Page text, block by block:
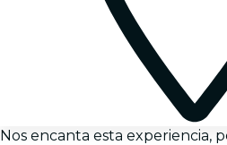
Nos encanta esta experiencia,